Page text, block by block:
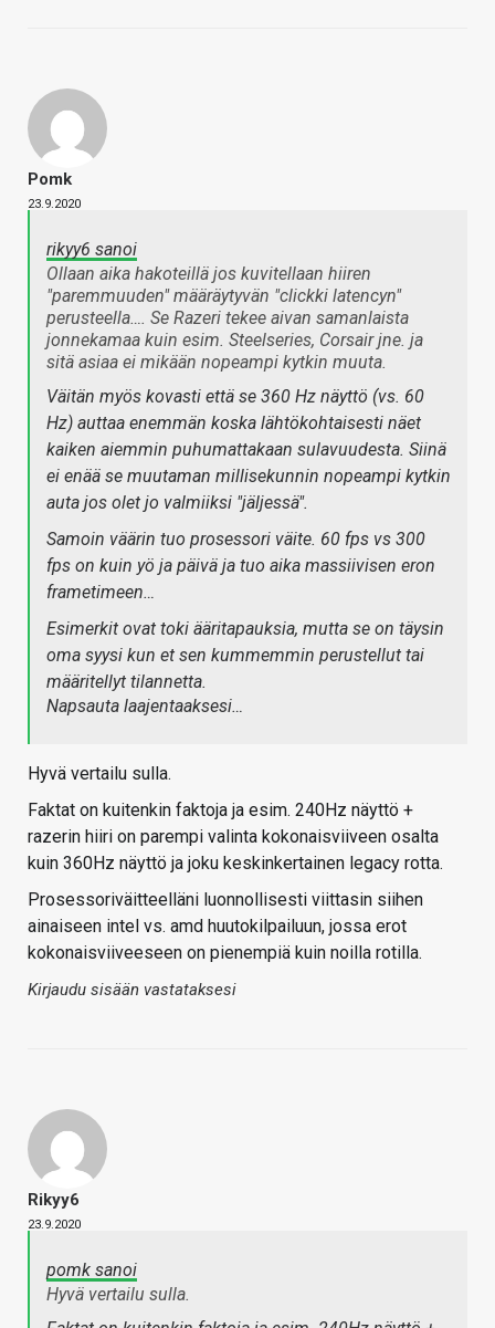
Pomk
23.9.2020
rikyy6 sanoi
Ollaan aika hakoteillä jos kuvitellaan hiiren
"paremmuuden" määräytyvän "clickki latencyn"
perusteella…. Se Razeri tekee aivan samanlaista
jonnekamaa kuin esim. Steelseries, Corsair jne. ja
sitä asiaa ei mikään nopeampi kytkin muuta.
Väitän myös kovasti että se 360 Hz näyttö (vs. 60
Hz) auttaa enemmän koska lähtökohtaisesti näet
kaiken aiemmin puhumattakaan sulavuudesta. Siinä
ei enää se muutaman millisekunnin nopeampi kytkin
auta jos olet jo valmiiksi "jäljessä".
Samoin väärin tuo prosessori väite. 60 fps vs 300
fps on kuin yö ja päivä ja tuo aika massiivisen eron
frametimeen…
Esimerkit ovat toki ääritapauksia, mutta se on täysin
oma syysi kun et sen kummemmin perustellut tai
määritellyt tilannetta.
Napsauta laajentaaksesi…
Hyvä vertailu sulla.
Faktat on kuitenkin faktoja ja esim. 240Hz näyttö +
razerin hiiri on parempi valinta kokonaisviiveen osalta
kuin 360Hz näyttö ja joku keskinkertainen legacy rotta.
Prosessoriväitteelläni luonnollisesti viittasin siihen
ainaiseen intel vs. amd huutokilpailuun, jossa erot
kokonaisviiveeseen on pienempiä kuin noilla rotilla.
Kirjaudu sisään vastataksesi
Rikyy6
23.9.2020
pomk sanoi
Hyvä vertailu sulla.